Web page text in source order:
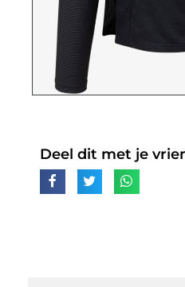
Deel dit met je